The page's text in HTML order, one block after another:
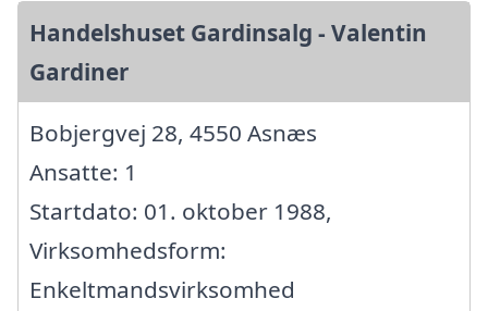
Handelshuset Gardinsalg - Valentin
Gardiner
Bobjergvej 28, 4550 Asnæs
Ansatte: 1
Startdato: 01. oktober 1988,
Virksomhedsform:
Enkeltmandsvirksomhed